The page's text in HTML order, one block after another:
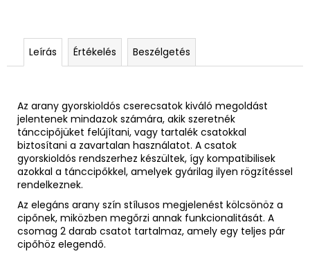
Leírás Értékelés Beszélgetés
Az arany gyorskioldós cserecsatok kiváló megoldást
jelentenek mindazok számára, akik szeretnék
tánccipőjüket felújítani, vagy tartalék csatokkal
biztosítani a zavartalan használatot. A csatok
gyorskioldós rendszerhez készültek, így kompatibilisek
azokkal a tánccipőkkel, amelyek gyárilag ilyen rögzítéssel
rendelkeznek.
Az elegáns arany szín stílusos megjelenést kölcsönöz a
cipőnek, miközben megőrzi annak funkcionalitását. A
csomag 2 darab csatot tartalmaz, amely egy teljes pár
cipőhöz elegendő.